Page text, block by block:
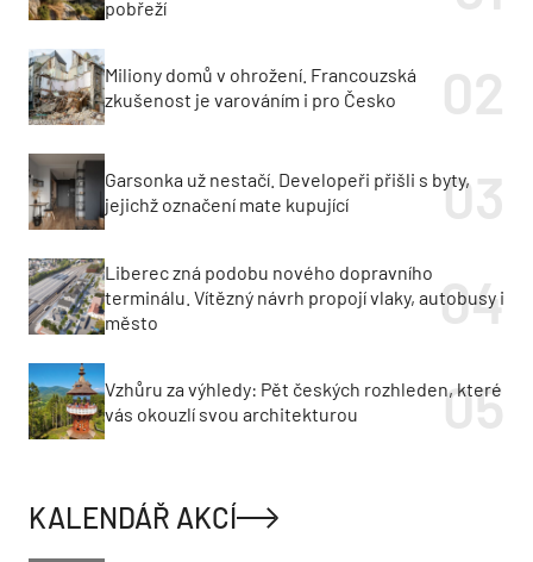
pobřeží
Miliony domů v ohrožení. Francouzská
zkušenost je varováním i pro Česko
Garsonka už nestačí. Developeři přišli s byty,
jejichž označení mate kupující
Liberec zná podobu nového dopravního
terminálu. Vítězný návrh propojí vlaky, autobusy i
město
Vzhůru za výhledy: Pět českých rozhleden, které
vás okouzlí svou architekturou
KALENDÁŘ AKCÍ